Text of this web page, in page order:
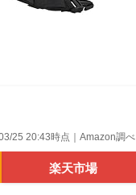
25 20:43時点｜Amazon調べ
楽天市場